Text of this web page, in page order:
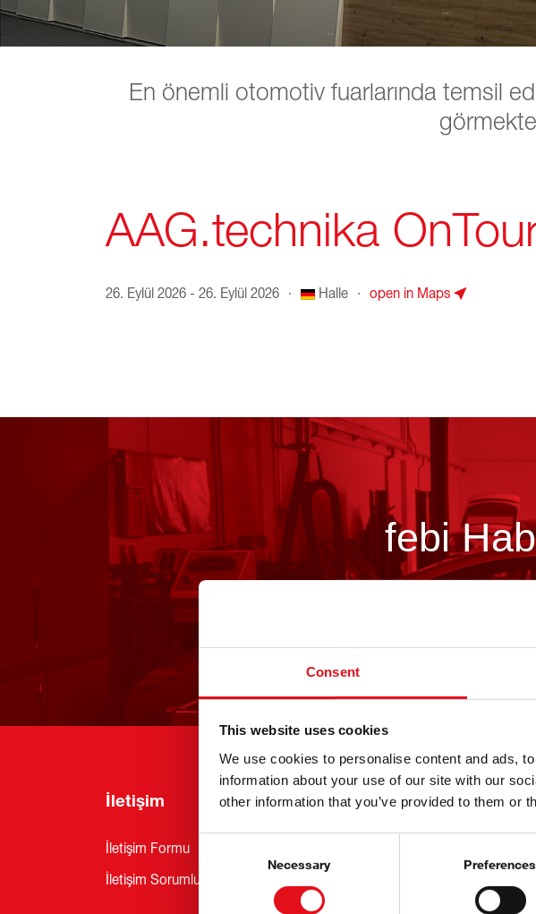
Consent
This website uses cookies
We use cookies to personalise content and ads,
information about your use of our site with our
other information that you’ve provided to them or
Necessary Preferences
En önemli otomotiv fuarlarında temsil
AAG.technika
26. Eylül 2026 - 26. Eylül 2026 · Halle · open in Maps
febi
İletişim
İletişim Formu
İletişim Sorumluları
Bilgi